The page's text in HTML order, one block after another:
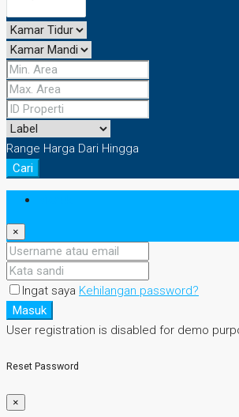
Range Harga Dari Hingga
Cari
×
Ingat saya Kehilangan password?
Masuk
User registration is disabled for demo
Reset Password
×